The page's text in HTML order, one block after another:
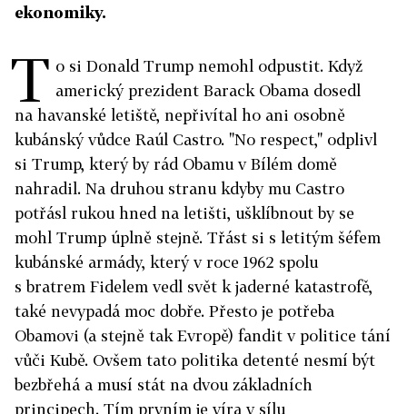
ekonomiky.
T o si Donald Trump nemohl odpustit. Když
americký prezident Barack Obama dosedl
na havanské letiště, nepřivítal ho ani osobně
kubánský vůdce Raúl Castro. "No respect," odplivl
si Trump, který by rád Obamu v Bílém domě
nahradil. Na druhou stranu kdyby mu Castro
potřásl rukou hned na letišti, ušklíbnout by se
mohl Trump úplně stejně. Třást si s letitým šéfem
kubánské armády, který v roce 1962 spolu
s bratrem Fidelem vedl svět k jaderné katastrofě,
také nevypadá moc dobře. Přesto je potřeba
Obamovi (a stejně tak Evropě) fandit v politice tání
vůči Kubě. Ovšem tato politika detenté nesmí být
bezbřehá a musí stát na dvou základních
principech. Tím prvním je víra v sílu